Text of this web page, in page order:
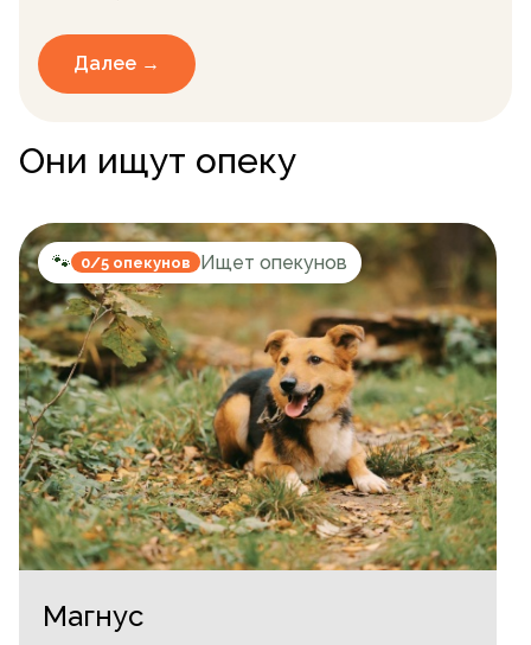
Далее →
Они ищут опеку
🐾 0/5 опекунов Ищет опекунов
Магнус